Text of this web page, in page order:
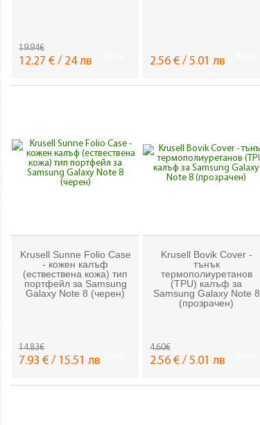
19.94€
12.27 € / 24 лв 2.56 € / 5.01 лв
Krusell Sunne Folio Case
- кожен калъф
(ествествена кожа) тип
портфейл за Samsung
Galaxy Note 8 (черен)
14.83€
7.93 € / 15.51 лв
Krusell Bovik Cover -
тънък
термополиуретанов
(TPU) калъф за
Samsung Galaxy Note 8
(прозрачен)
4.60€
2.56 € / 5.01 лв